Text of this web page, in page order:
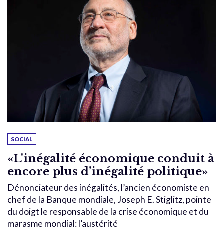
SOCIAL
«L'inégalité économique conduit à
encore plus d’inégalité politique»
Dénonciateur des inégalités, l’ancien économiste en
chef de la Banque mondiale, Joseph E. Stiglitz, pointe
du doigt le responsable de la crise économique et du
marasme mondial: l’austérité